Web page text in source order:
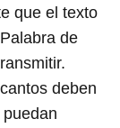
que el texto
de
deben